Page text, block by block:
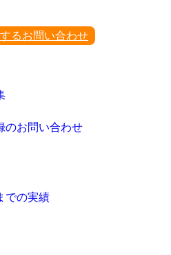
るお問い合わせ
のお問い合わせ
での実績